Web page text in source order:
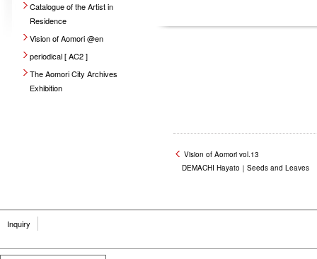
Vision of Aomori vol.13
DEMACHI Hayato｜Seeds and Leaves
Catalogue of the Artist in
Residence
Vision of Aomori @en
periodical [ AC2 ]
The Aomori City Archives
Exhibition
Inquiry